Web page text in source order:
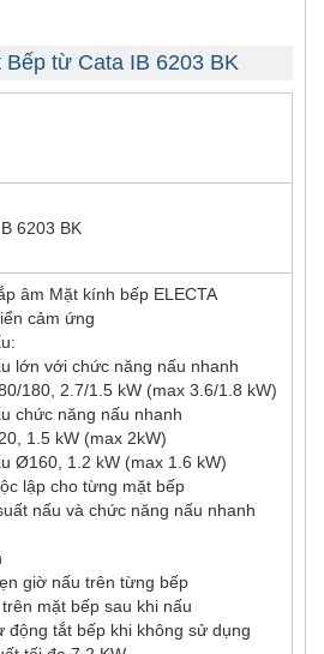
từ Cata IB 6203 BK
6203 BK
âm Mặt kính bếp ELECTA
cảm ứng
lớn với chức năng nấu nhanh
180, 2.7/1.5 kW (max 3.6/1.8 kW)
chức năng nấu nhanh
1.5 kW (max 2kW)
Ø160, 1.2 kW (max 1.6 kW)
lập cho từng mặt bếp
nấu và chức năng nấu nhanh
giờ nấu trên từng bếp
mặt bếp sau khi nấu
động tắt bếp khi không sử dụng